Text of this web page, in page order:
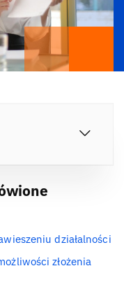
działalności
złożenia